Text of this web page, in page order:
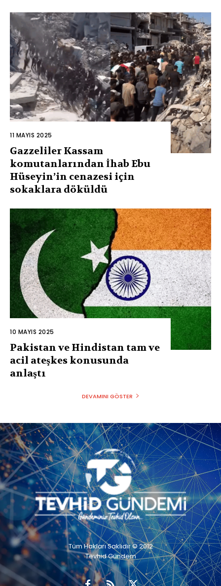
11 MAYIS 2025
Gazzeliler Kassam
komutanlarından İhab Ebu
Hüseyin’in cenazesi için
sokaklara döküldü
10 MAYIS 2025
Pakistan ve Hindistan tam ve
acil ateşkes konusunda
anlaştı
DEVAMINI GÖSTER
Tüm Hakları Saklıdır © 2012
Tevhid Gündem